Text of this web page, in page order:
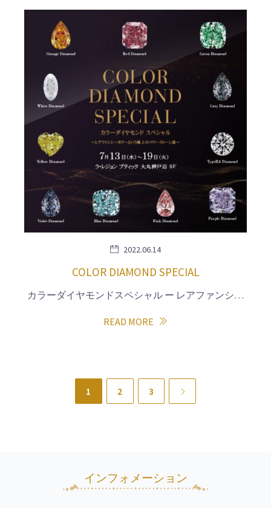
2022.06.14
COLOR DIAMOND SPECIAL
カラーダイヤモンドスペシャル ー レアファンシ…
READ MORE
1 2 3
インフォメーション